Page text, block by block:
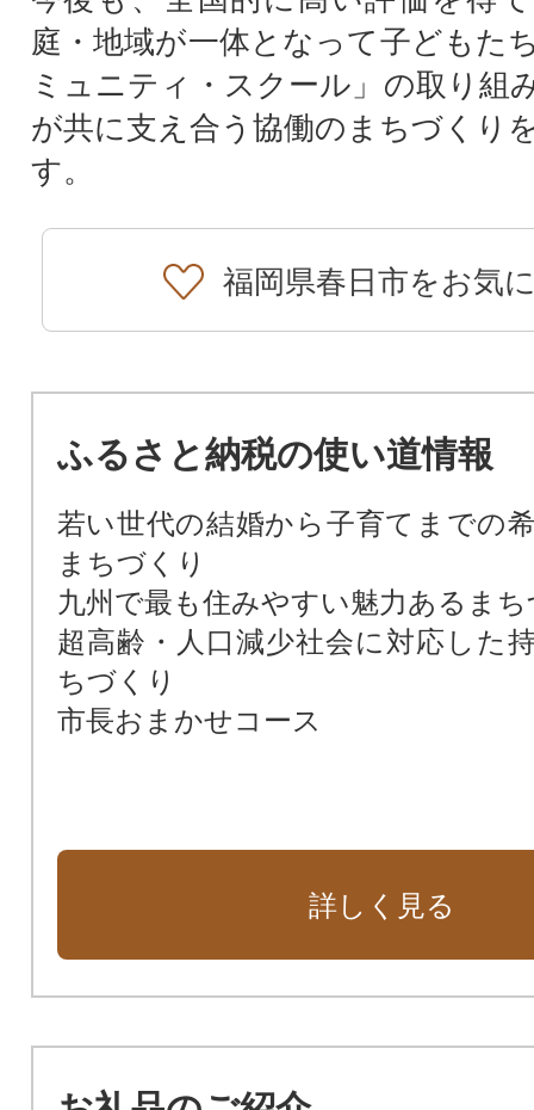
庭・地域が一体となって子どもた
ミュニティ・スクール」の取り組
が共に支え合う協働のまちづくり
す。
福岡県春日市をお気
ふるさと納税の使い道情報
若い世代の結婚から子育てまでの
まちづくり
九州で最も住みやすい魅力あるま
超高齢・人口減少社会に対応した
ちづくり
市長おまかせコース
詳しく見る